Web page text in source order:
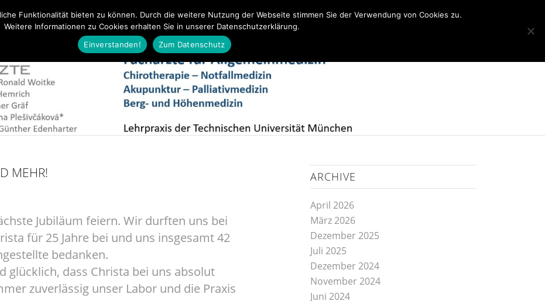
/ Erkältungsinfekte Aktuelles Leistungen Team Notfall Kooperation TU München
MEHR!
Jubiläum feiern. Wir durften uns bei
für 25 Jahre bei und uns insgesamt 42
bedanken.
glücklich, dass Christa bei uns absolut
zuverlässig unser Labor und die Praxis
ARCHIVE
April 2026
März 2026
Dezember 2025
Juli 2025
Dezember 2024
November 2024
Juni 2024
Funktionalität bieten zu können. Durch die weitere Nutzung der Webseite stimmen Sie der Verwendung von Cookies zu.
Weitere Informationen zu Cookies erhalten Sie in unserer Datenschutzerklärung.
Einverstanden!
Zum Datenschutz